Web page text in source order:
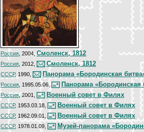
Россия , 2004,Смоленск, 1812
Россия , 2012, Смоленск, 1812
СССР, 1990, Панорама «Бородинская
Россия , 1995.05.06, Панорама «Бородинская
Россия, 2001, Военный совет в Филях
СССР, 1953.03.18, Военный совет в Филях
СССР, 1962.09.01, Военный совет в Филях
СССР, 1978.01.09, Музей-панорама